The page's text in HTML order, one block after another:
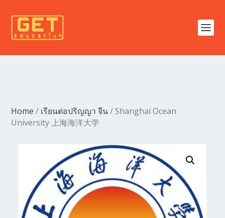
Home / เรียนต่อปริญญา จีน/ Shanghai Ocean
University 上海海洋大学